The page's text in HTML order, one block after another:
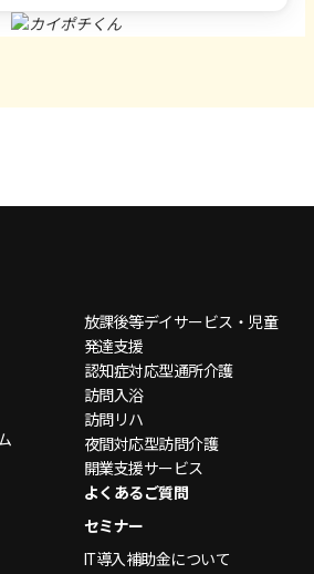
放課後等デイサービス ・児童
発達支援
認知症対応型通所介護
訪問入浴
訪問リハ
夜間対応型訪問介護
開業支援サービス
よくあるご質問
セミナー
IT導入補助金について